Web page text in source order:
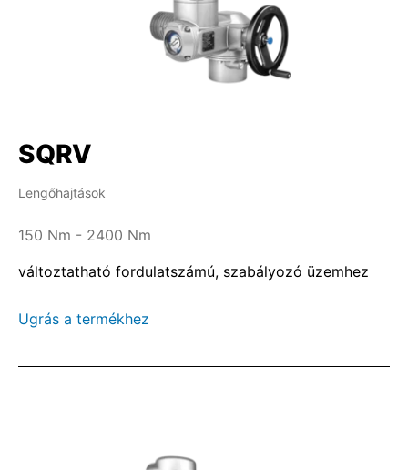
SQRV
Lengőhajtások
150 Nm - 2400 Nm
változtatható fordulatszámú, szabályozó üzemhez
Ugrás a termékhez